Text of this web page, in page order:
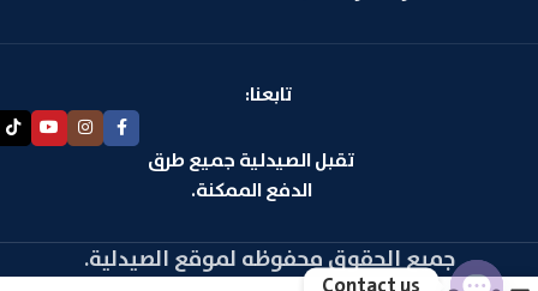
تابعنا:
تقبل الصيدلية جميع طرق
الدفع الممكنة.
جميع الحقوق محفوظه لموقع الصيدلية.